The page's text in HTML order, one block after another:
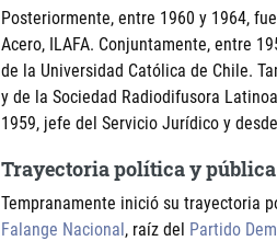
Posteriormente, entre 1960 y 1964,
Acero, ILAFA. Conjuntamente, entre
de la Universidad Católica de Chile.
y de la Sociedad Radiodifusora
1959, jefe del Servicio Jurídico y
Trayectoria política y pública
Tempranamente inició su trayectoria
Falange Nacional, raíz del Partido